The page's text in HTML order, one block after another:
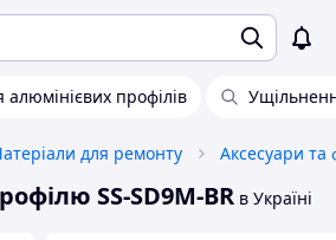
профілів
для ремонту
SS-SD9M-BR в Україні